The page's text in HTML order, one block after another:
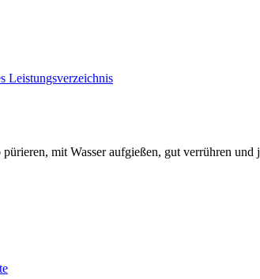
Leistungsverzeichnis
mit Wasser aufgießen, gut verrühren